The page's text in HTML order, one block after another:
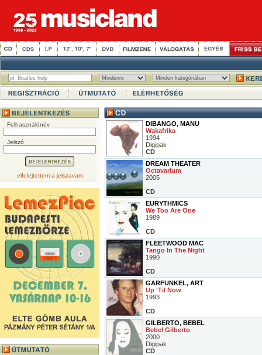
Felhasználónév
Jelszó
elfelejtettem a jelszavam
DIBANGO, MANU
Wakafrika
1994
Digipak
CD
DREAM THEATER
Octavarium
2005
CD
EURYTHMICS
We Too Are One
1989
CD
FLEETWOOD MAC
Tango In The Night
1990
CD
GARFUNKEL, ART
Up 'Til Now
1993
CD
GILBERTO, BEBEL
Bebel Gilberto
2000
Digipak
CD